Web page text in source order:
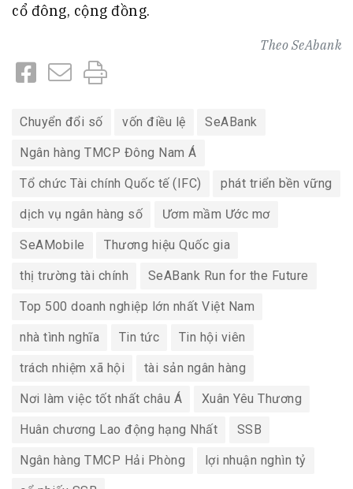
cổ đông, cộng đồng.
Theo SeAbank
Chuyển đổi số vốn điều lệ SeABank
Ngân hàng TMCP Đông Nam Á
Tổ chức Tài chính Quốc tế (IFC) phát triển bền vững
dịch vụ ngân hàng số Ươm mầm Ước mơ
SeAMobile Thương hiệu Quốc gia
thị trường tài chính SeABank Run for the Future
Top 500 doanh nghiệp lớn nhất Việt Nam
nhà tình nghĩa Tin tức Tin hội viên
trách nhiệm xã hội tài sản ngân hàng
Nơi làm việc tốt nhất châu Á Xuân Yêu Thương
Huân chương Lao động hạng Nhất SSB
Ngân hàng TMCP Hải Phòng lợi nhuận nghìn tỷ